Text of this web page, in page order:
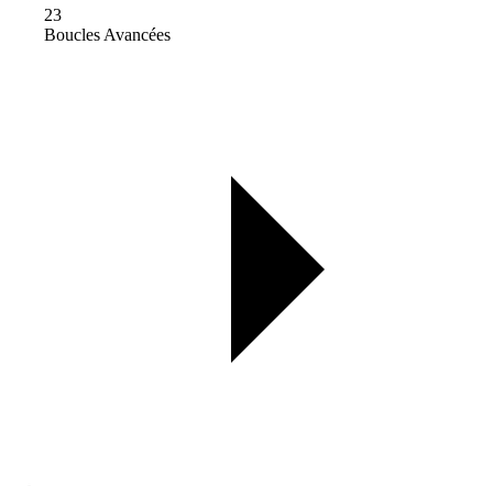
23
Boucles Avancées